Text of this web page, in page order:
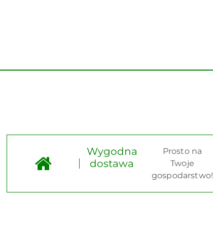
Wygodna
dostawa
Prosto na
Twoje
gospodarstwo!